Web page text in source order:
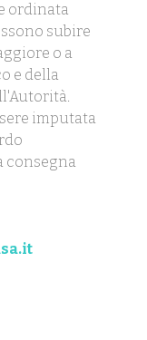
ordinata
subire
o a
e della
imputata
consegna